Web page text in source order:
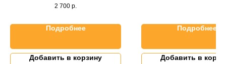
2 700 р.
Подробнее
Добавить в корзину
Подробнее
Добавить в